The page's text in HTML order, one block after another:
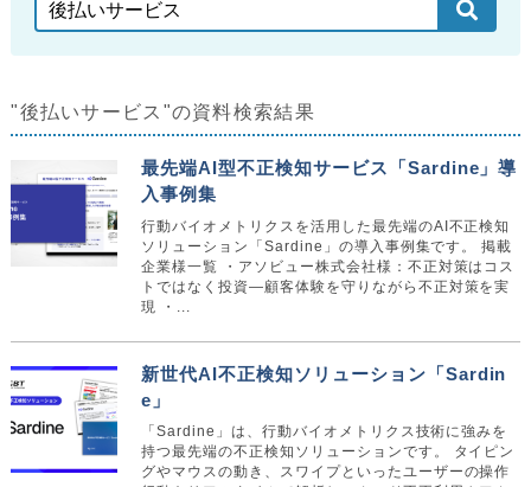
"後払いサービス"の資料検索結果
最先端AI型不正検知サービス「Sardine」導
入事例集
行動バイオメトリクスを活用した最先端のAI不正検知
ソリューション「Sardine」の導入事例集です。 掲載
企業様一覧 ・アソビュー株式会社様：不正対策はコス
トではなく投資—顧客体験を守りながら不正対策を実
現 ・...
新世代AI不正検知ソリューション「Sardin
e」
「Sardine」は、行動バイオメトリクス技術に強みを
持つ最先端の不正検知ソリューションです。 タイピン
グやマウスの動き、スワイプといったユーザーの操作